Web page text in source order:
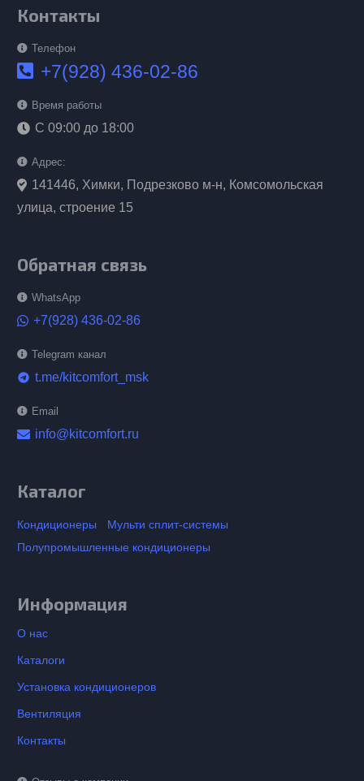
Контакты
Телефон
+7(928) 436-02-86
Время работы
С 09:00 до 18:00
Адрес:
141446, Химки, Подрезково м-н, Комсомольская
улица, строение 15
Обратная связь
WhatsApp
+7(928) 436-02-86
Telegram канал
telegram t.me/kitcomfort_msk
Email
info@kitcomfort.ru
Каталог
Кондиционеры
Мульти сплит-системы
Полупромышленные кондиционеры
Информация
О нас
Каталоги
Установка кондиционеров
Вентиляция
Контакты